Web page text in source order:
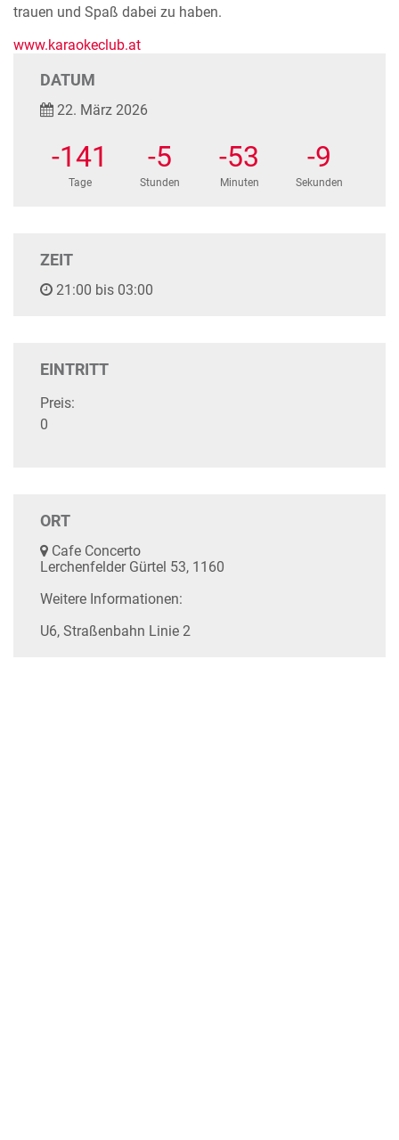
trauen und Spaß dabei zu haben.
www.karaokeclub.at
DATUM
22. März 2026
-141
Tage
-5
Stunden
-53
Minuten
-9
Sekunden
ZEIT
21:00 bis 03:00
EINTRITT
Preis:
0
ORT
Cafe Concerto
Lerchenfelder Gürtel 53, 1160
Weitere Informationen:
U6, Straßenbahn Linie 2